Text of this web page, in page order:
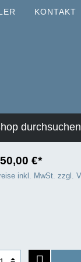
KONTAKT
durchsuchen
€*
inkl. MwSt. zzgl.